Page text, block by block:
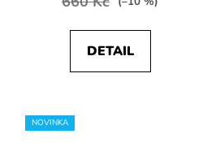
DETAIL
NOVINKA